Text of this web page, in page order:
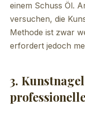
einem Schuss Öl.
versuchen, die
Methode ist zwar
erfordert jedoch
3.